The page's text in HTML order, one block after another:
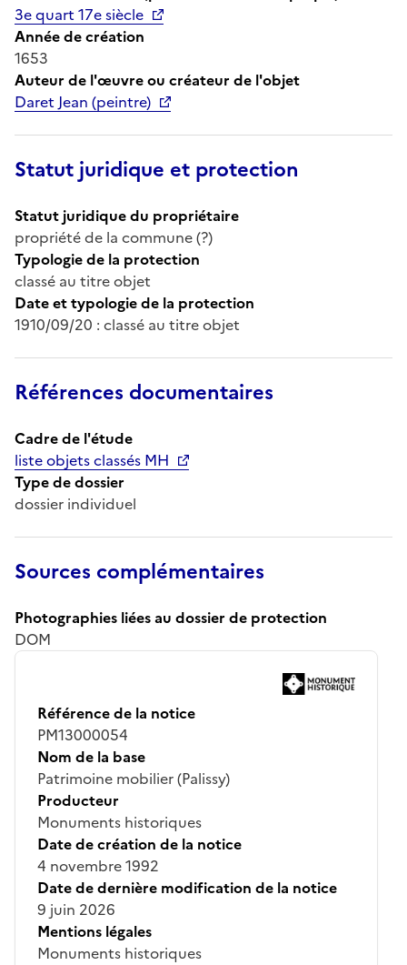
3e quart 17e siècle
Année de création
1653
Auteur de l'œuvre ou créateur de l'objet
Daret Jean (peintre)
Statut juridique et protection
Statut juridique du propriétaire
propriété de la commune (?)
Typologie de la protection
classé au titre objet
Date et typologie de la protection
1910/09/20 : classé au titre objet
Références documentaires
Cadre de l'étude
liste objets classés MH
Type de dossier
dossier individuel
Sources complémentaires
Photographies liées au dossier de protection
DOM
Référence de la notice
PM13000054
Nom de la base
Patrimoine mobilier (Palissy)
Producteur
Monuments historiques
Date de création de la notice
4 novembre 1992
Date de dernière modification de la notice
9 juin 2026
Mentions légales
Monuments historiques